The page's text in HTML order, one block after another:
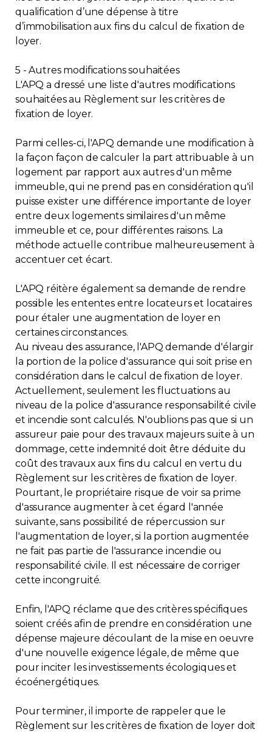
qualification d’une dépense à titre
d’immobilisation aux fins du calcul de fixation de
loyer.
5 - Autres modifications souhaitées
L'APQ a dressé une liste d'autres modifications
souhaitées au Règlement sur les critères de
fixation de loyer.
Parmi celles-ci, l'APQ demande une modification à
la façon façon de calculer la part attribuable à un
logement par rapport aux autres d'un même
immeuble, qui ne prend pas en considération qu'il
puisse exister une différence importante de loyer
entre deux logements similaires d'un même
immeuble et ce, pour différentes raisons. La
méthode actuelle contribue malheureusement à
accentuer cet écart.
L'APQ réitère également sa demande de rendre
possible les ententes entre locateurs et locataires
pour étaler une augmentation de loyer en
certaines circonstances.
Au niveau des assurance, l'APQ demande d'élargir
la portion de la police d'assurance qui soit prise en
considération dans le calcul de fixation de loyer.
Actuellement, seulement les fluctuations au
niveau de la police d'assurance responsabilité civile
et incendie sont calculés. N'oublions pas que si un
assureur paie pour des travaux majeurs suite à un
dommage, cette indemnité doit être déduite du
coût des travaux aux fins du calcul en vertu du
Règlement sur les critères de fixation de loyer.
Pourtant, le propriétaire risque de voir sa prime
d'assurance augmenter à cet égard l'année
suivante, sans possibilité de répercussion sur
l'augmentation de loyer, si la portion augmentée
ne fait pas partie de l'assurance incendie ou
responsabilité civile. Il est nécessaire de corriger
cette incongruité.
Enfin, l'APQ réclame que des critères spécifiques
soient créés afin de prendre en considération une
dépense majeure découlant de la mise en oeuvre
d'une nouvelle exigence légale, de même que
pour inciter les investissements écologiques et
écoénergétiques.
Pour terminer, il importe de rappeler que le
Règlement sur les critères de fixation de loyer doit